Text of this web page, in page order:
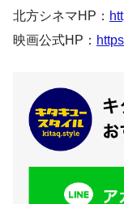
北方シネマHP：
映画公式HP：